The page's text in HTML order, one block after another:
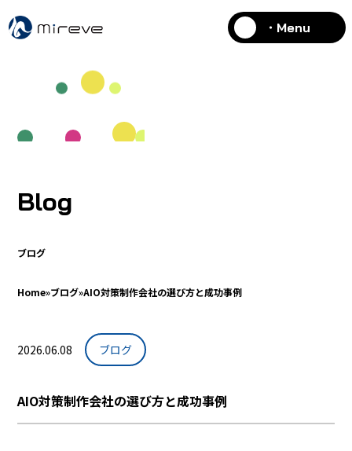
・Menu
Blog
ブログ
Home»ブログ»AIO対策制作会社の選び方と成功事例
2026.06.08 ブログ
AIO対策制作会社の選び方と成功事例